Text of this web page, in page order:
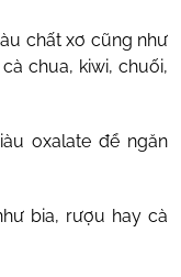
chất xơ cũng như
chua, kiwi, chuối,
oxalate để ngăn
bia, rượu hay cà